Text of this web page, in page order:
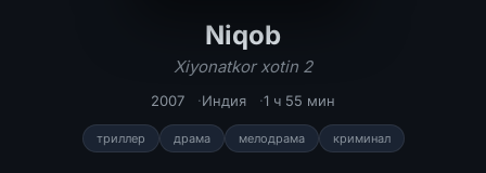
Niqob
Niqob / Xiyonatkor xotin 2 2007
Xiyonatkor xotin 2
2007 Индия 1 ч 55 мин
триллер драма мелодрама криминал